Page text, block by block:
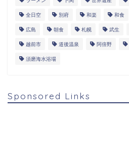
全日空 別府 和楽 和食
広島 朝食 札幌 武生
越前市 道後温泉 阿倍野
須磨海水浴場
Sponsored Links